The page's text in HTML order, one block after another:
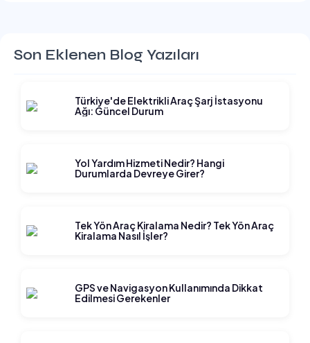
Son Eklenen Blog Yazıları
Türkiye'de Elektrikli Araç Şarj İstasyonu
Ağı: Güncel Durum
Yol Yardım Hizmeti Nedir? Hangi
Durumlarda Devreye Girer?
Tek Yön Araç Kiralama Nedir? Tek Yön Araç
Kiralama Nasıl İşler?
GPS ve Navigasyon Kullanımında Dikkat
Edilmesi Gerekenler